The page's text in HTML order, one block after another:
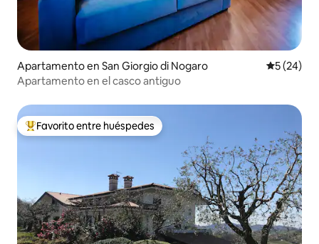
Apartamento en San Giorgio di Nogaro
5 (24)
Apartamento en el casco antiguo
Favorito entre huéspedes preferido
Favorito entre huéspedes